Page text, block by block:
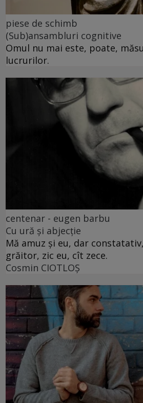
piese de schimb
(Sub)ansambluri cognitive
Omul nu mai este, poate,
lucrurilor.
centenar - eugen barbu
Cu ură și abjecție
Mă amuz și eu, dar
grăitor, zic eu, cît zece.
Cosmin CIOTLOŞ